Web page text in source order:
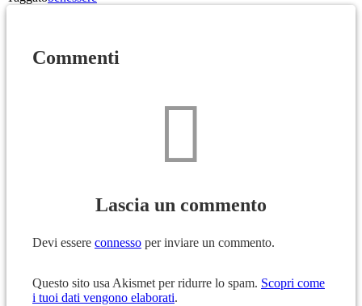
Commenti
Lascia un commento
Devi essere connesso per inviare un commento.
Questo sito usa Akismet per ridurre lo spam. Scopri come
i tuoi dati vengono elaborati.